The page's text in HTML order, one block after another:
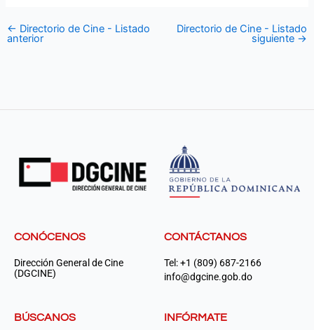
← Directorio de Cine - Listado
anterior
Directorio de Cine - Listado
siguiente →
CONÓCENOS
Dirección General de Cine
(DGCINE)
CONTÁCTANOS
Tel: +1 (809) 687-2166
info@dgcine.gob.do
BÚSCANOS
INFÓRMATE